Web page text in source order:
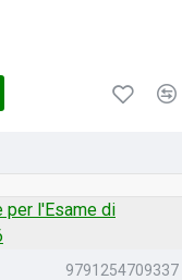
9791254709337